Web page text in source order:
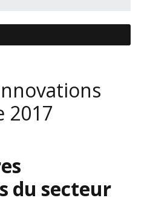
2017
du secteur